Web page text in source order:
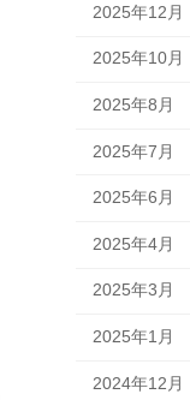
2025年12月
2025年10月
2025年8月
2025年7月
2025年6月
2025年4月
2025年3月
2025年1月
2024年12月